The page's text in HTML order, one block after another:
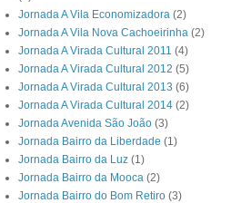
Jornada A Vila Economizadora (2)
Jornada A Vila Nova Cachoeirinha (2)
Jornada A Virada Cultural 2011 (4)
Jornada A Virada Cultural 2012 (5)
Jornada A Virada Cultural 2013 (6)
Jornada A Virada Cultural 2014 (2)
Jornada Avenida São João (3)
Jornada Bairro da Liberdade (1)
Jornada Bairro da Luz (1)
Jornada Bairro da Mooca (2)
Jornada Bairro do Bom Retiro (3)